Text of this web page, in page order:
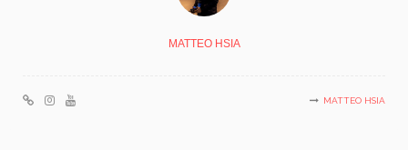
MATTEO HSIA
MATTEO HSIA